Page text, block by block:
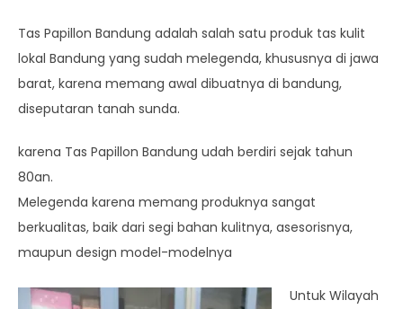
Tas Papillon Bandung adalah salah satu produk tas kulit
lokal Bandung yang sudah melegenda, khususnya di jawa
barat, karena memang awal dibuatnya di bandung,
diseputaran tanah sunda.
karena Tas Papillon Bandung udah berdiri sejak tahun
80an.
Melegenda karena memang produknya sangat
berkualitas, baik dari segi bahan kulitnya, asesorisnya,
maupun design model-modelnya
Untuk Wilayah